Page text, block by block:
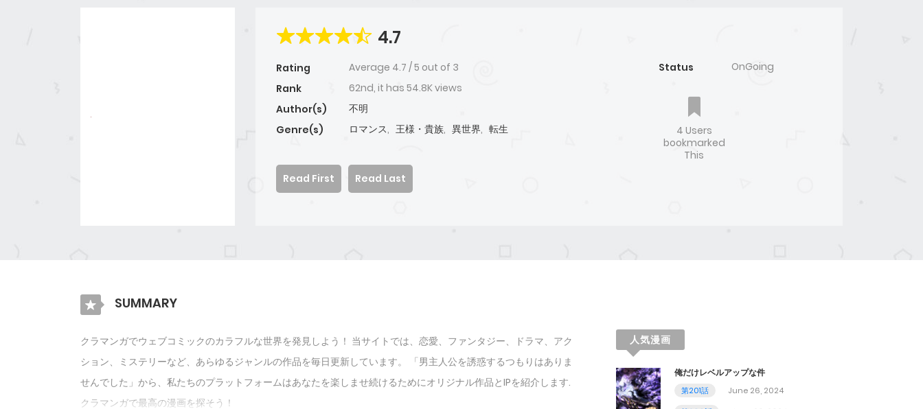
4.7
Rating Average 4.7 /5 out of 3
Rank
62nd, it has 54.8K views
Author(s)
不明
Genre(s)
ロマンス, 王様・貴族, 異世界, 転生
Status OnGoing
4 Users
bookmarked
This
Read First
Read Last
SUMMARY
クラマンガでウェブコミックのカラフルな世界を発見しよう！ 当サイトでは、恋愛、ファンタジー、ドラマ、アク
ション、ミステリーなど、あらゆるジャンルの作品を毎日更新しています。 「男主人公を誘惑するつもりはありま
せんでした」から、私たちのプラットフォームはあなたを楽しませ続けるためにオリジナル作品とIPを紹介します.
クラマンガで最高の漫画を探そう！
人気漫画
俺だけレベルアップな件
第201話
June 26, 2024